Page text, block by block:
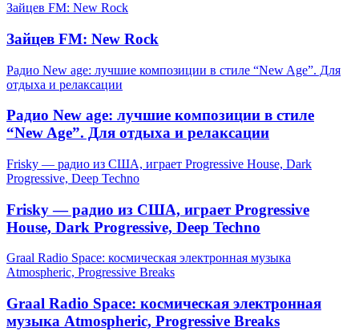
Зайцев FM: New Rock
Зайцев FM: New Rock
Радио New age: лучшие композиции в стиле “New Age”. Для
отдыха и релаксации
Радио New age: лучшие композиции в стиле
“New Age”. Для отдыха и релаксации
Frisky — радио из США, играет Progressive House, Dark
Progressive, Deep Techno
Frisky — радио из США, играет Progressive
House, Dark Progressive, Deep Techno
Graal Radio Space: космическая электронная музыка
Atmospheric, Progressive Breaks
Graal Radio Space: космическая электронная
музыка Atmospheric, Progressive Breaks